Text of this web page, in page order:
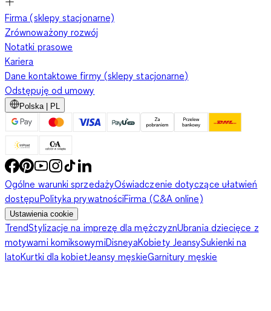
Firma (sklepy stacjonarne)
Zrównoważony rozwój
Notatki prasowe
Kariera
Dane kontaktowe firmy (sklepy stacjonarne)
Odstępuję od umowy
Polska | PL
Ogólne warunki sprzedażyOświadczenie dotyczące ułatwień
dostępuPolityka prywatnościFirma (C&A online)
Ustawienia cookie
TrendStylizacje na imprezę dla mężczyznUbrania dziecięce z
motywami komiksowymiDisneyaKobiety JeansySukienki na
latoKurtki dla kobiet Jeansy męskieGarnitury męskie